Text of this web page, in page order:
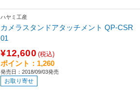
ハヤミ工産
カメラスタンドアタッチメント QP-CSR
01
¥12,600 (税込)
ポイント：1,260
発売日：2018/09/03発売
お取り寄せ